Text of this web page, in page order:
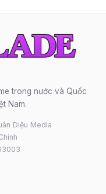
trong nước và Quốc
Nam.
Diệu Media